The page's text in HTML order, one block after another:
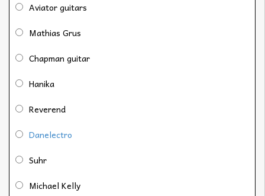
Aviator guitars
Mathias Grus
Chapman guitar
Hanika
Reverend
Danelectro
Suhr
Michael Kelly